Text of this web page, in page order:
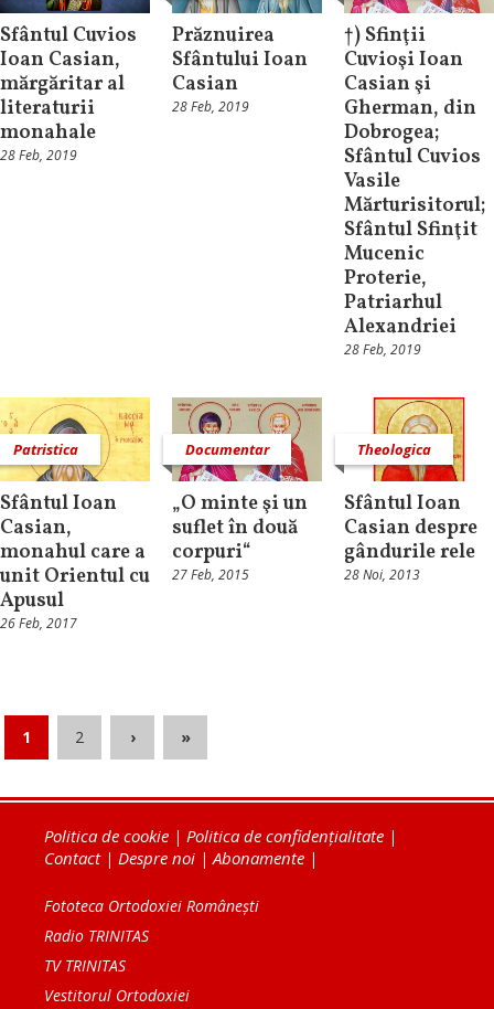
Sfântul Cuvios
Ioan Casian,
mărgăritar al
literaturii
monahale
28 Feb, 2019
Prăznuirea
Sfântului Ioan
Casian
28 Feb, 2019
†) Sfinţii
Cuvioşi Ioan
Casian şi
Gherman, din
Dobrogea;
Sfântul Cuvios
Vasile
Mărturisitorul;
Sfântul Sfinţit
Mucenic
Proterie,
Patriarhul
Alexandriei
28 Feb, 2019
Patristica
Sfântul Ioan
Casian,
monahul care a
unit Orientul cu
Apusul
26 Feb, 2017
Documentar
„O minte şi un
suflet în două
corpuri“
27 Feb, 2015
Theologica
Sfântul Ioan
Casian despre
gândurile rele
28 Noi, 2013
1 2 › »
Politica de cookie | Politica de confidențialitate |
Contact| Despre noi |Abonamente |
Fototeca Ortodoxiei Românești
Radio TRINITAS
TV TRINITAS
Vestitorul Ortodoxiei